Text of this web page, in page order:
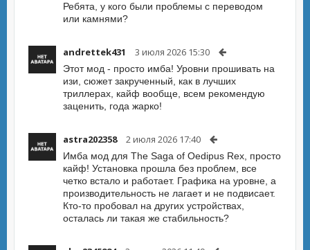
Ребята, у кого были проблемы с переводом
или камнями?
andrettek431 3 июля 2026 15:30
Этот мод - просто имба! Уровни прошивать на
изи, сюжет закрученный, как в лучших
триллерах, кайф вообще, всем рекомендую
заценить, года жарко!
astra202358 2 июля 2026 17:40
Имба мод для The Saga of Oedipus Rex, просто
кайф! Установка прошла без проблем, все
четко встало и работает. Графика на уровне, а
производительность не лагает и не подвисает.
Кто-то пробовал на других устройствах,
осталась ли такая же стабильность?